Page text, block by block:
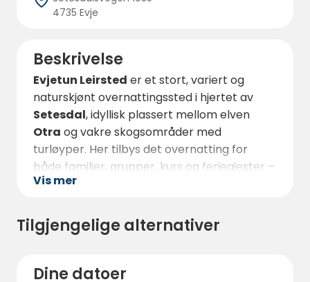
4735 Evje
Beskrivelse
Evjetun Leirsted er et stort, variert og
naturskjønt overnattingssted i hjertet av
Setesdal, idyllisk plassert mellom elven
Otra og vakre skogsområder med
turløyper. Her tilbys det overnatting for
både familier, grupper, kurs og feriegjester –
enten du kommer med telt, bobil,
leilighet eller rom.
kan også velge blant
Vis mer
Tilgjengelige alternativer
Dine datoer